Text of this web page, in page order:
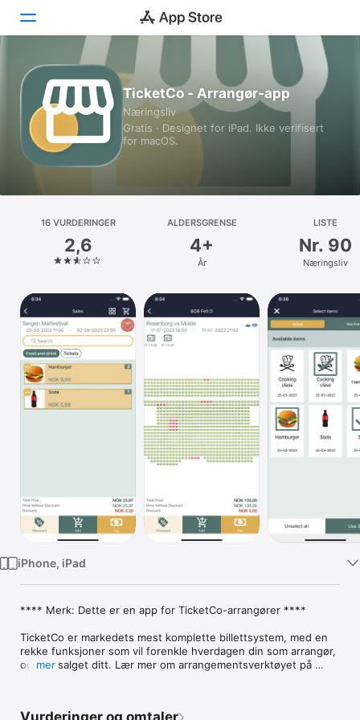
I dag
Spill
Apper
Plattform
iPhone
iPad
Mac
Watch
TV
TicketCo - Arrangør-app
Næringsliv
Gratis · Designet for iPad. Ikke verifisert
for macOS.
16 VURDERINGER
2,6
ALDERSGRENSE
4+
År
LISTE
Nr. 90
Næringsliv
iPhone, iPad
**** Merk: Dette er en app for TicketCo-arrangører ****
TicketCo er markedets mest komplette billettsystem, med en
rekke funksjoner som vil forenkle hverdagen din som arrangør,
og øke salget ditt. Lær mer om arrangementsverktøyet på
mer
Vurderinger og omtaler